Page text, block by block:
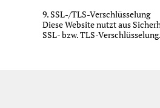
9. SSL-/TLS-Verschlüsselung
Diese Website nutzt aus
SSL- bzw. TLS-Verschlüsselung.